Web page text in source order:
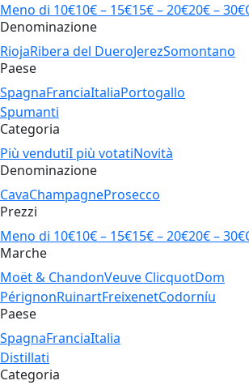
Meno di 10€10€ – 15€15€ – 20€20€ – 30€
Denominazione
RiojaRibera del DueroJerezSomontano
Paese
SpagnaFranciaItaliaPortogallo
Spumanti
Categoria
Più vendutiI più votatiNovità
Denominazione
CavaChampagneProsecco
Prezzi
Meno di 10€10€ – 15€15€ – 20€20€ – 30€
Marche
Moët & ChandonVeuve ClicquotDom
PérignonRuinartFreixenetCodorníu
Paese
SpagnaFranciaItalia
Distillati
Categoria